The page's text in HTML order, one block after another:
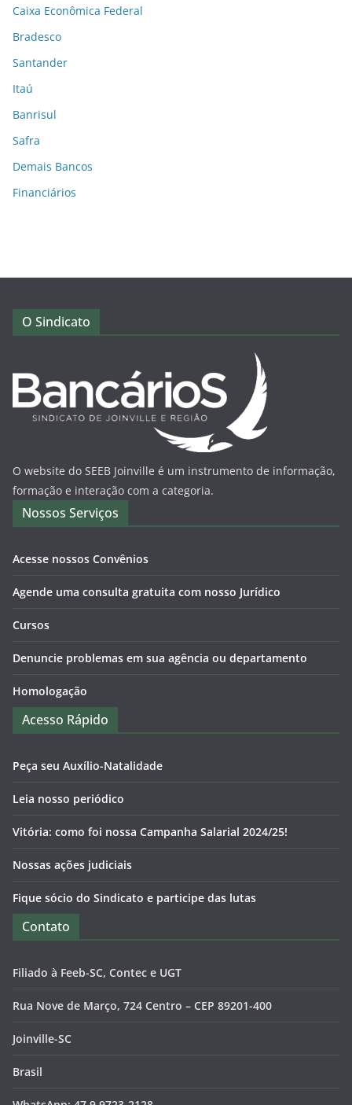
Caixa Econômica Federal
Bradesco
Santander
Itaú
Banrisul
Safra
Demais Bancos
Financiários
O Sindicato
O website do SEEB Joinville é um instrumento de informação,
formação e interação com a categoria.
Nossos Serviços
Acesse nossos Convênios
Agende uma consulta gratuita com nosso Jurídico
Cursos
Denuncie problemas em sua agência ou departamento
Homologação
Acesso Rápido
Peça seu Auxílio-Natalidade
Leia nosso periódico
Vitória: como foi nossa Campanha Salarial 2024/25!
Nossas ações judiciais
Fique sócio do Sindicato e participe das lutas
Contato
Filiado à Feeb-SC, Contec e UGT
Rua Nove de Março, 724 Centro – CEP 89201-400
Joinville-SC
Brasil